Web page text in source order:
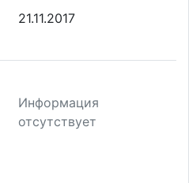
21.11.2017
Информация
отсутствует